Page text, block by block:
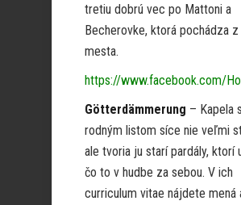
tretiu dobrú vec po Mattoni a
Becherovke, ktorá pochádza
mesta.
https://www.facebook.com/
Götterdämmerung – Kapela s
rodným listom síce nie veľmi
ale tvoria ju starí pardály, ktorí
čo to v hudbe za sebou. V ich
curriculum vitae nájdete mená